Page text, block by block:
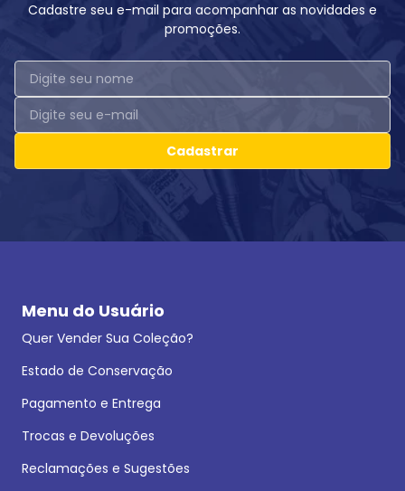
Cadastre seu e-mail para acompanhar as novidades e
promoções.
Cadastrar
Menu do Usuário
Quer Vender Sua Coleção?
Estado de Conservação
Pagamento e Entrega
Trocas e Devoluções
Reclamações e Sugestões